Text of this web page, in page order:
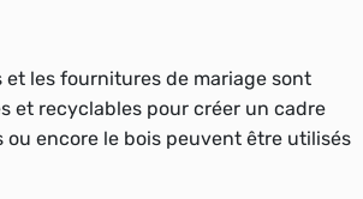
et les fournitures de mariage sont
et recyclables pour créer un cadre
ou encore le bois peuvent être utilisés